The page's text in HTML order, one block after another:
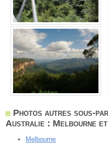
Photos autres sous-
Australie : Melbourne et
Melbourne